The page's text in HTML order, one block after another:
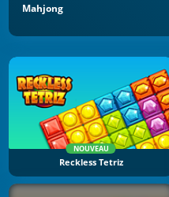
Mahjong
NOUVEAU
Reckless Tetriz